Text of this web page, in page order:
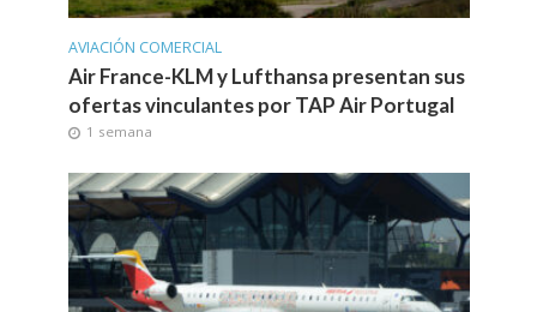
AVIACIÓN COMERCIAL
Air France-KLM y Lufthansa presentan sus
ofertas vinculantes por TAP Air Portugal
1 semana